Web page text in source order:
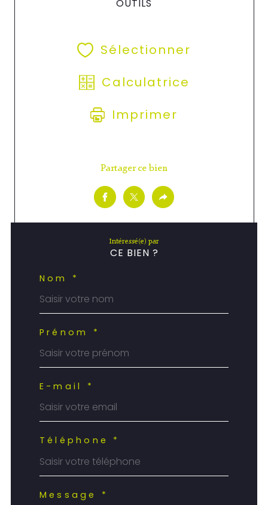
OUTILS
Sélectionner
Calculatrice
Imprimer
Partager ce bien
Intéressé(e) par
CE BIEN ?
Nom *
Prénom *
E-mail *
Téléphone *
Message *